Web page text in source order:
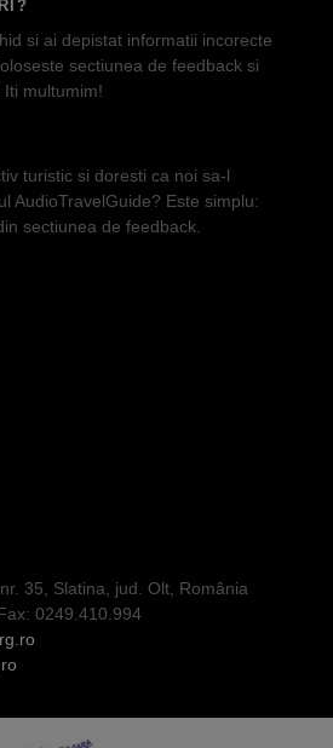
si ai depistat informatii incorecte
sectiunea de feedback si
multumim!
turistic si doresti ca noi sa-l
AudioTravelGuide? Este simplu:
sectiunea de feedback.
35, Slatina, jud. Olt, România
0249.410.994